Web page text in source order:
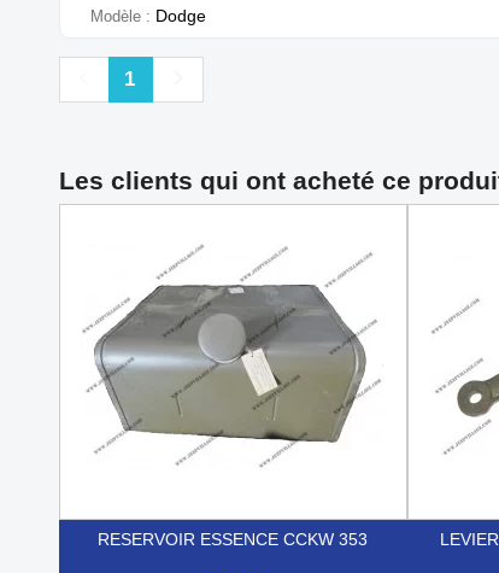
Modèle Dodge
Précédent
1
Les clients qui ont acheté ce
RESERVOIR ESSENCE CCKW 353